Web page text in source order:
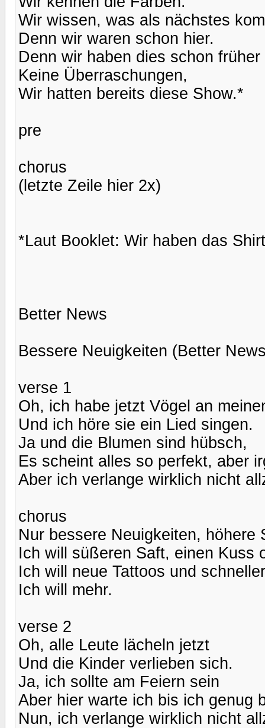
Wir wissen, was als nächstes
Denn wir waren schon hier.
Denn wir haben dies schon früher
Keine Überraschungen,
Wir hatten bereits diese Show.*
pre
chorus
(letzte Zeile hier 2x)
*Laut Booklet: Wir haben das
Better News
Bessere Neuigkeiten (Better
verse 1
Oh, ich habe jetzt Vögel an
Und ich höre sie ein Lied singen.
Ja und die Blumen sind hübsch,
Es scheint alles so perfekt, aber
Aber ich verlange wirklich nicht
chorus
Nur bessere Neuigkeiten, höhere
Ich will süßeren Saft, einen Kuss
Ich will neue Tattoos und
Ich will mehr.
verse 2
Oh, alle Leute lächeln jetzt
Und die Kinder verlieben sich.
Ja, ich sollte am Feiern sein
Aber hier warte ich bis ich genug
Nun, ich verlange wirklich nicht